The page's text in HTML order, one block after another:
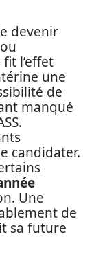
devenir
l’effet
une
de
manqué
candidater.
Une
de
sa future